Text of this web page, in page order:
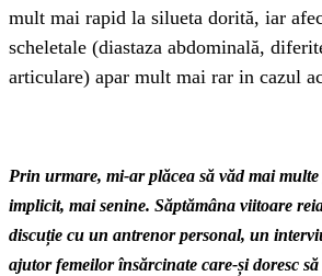
mult mai rapid la silueta dorită, iar
scheletale (diastaza abdominală,
articulare) apar mult mai rar in cazul
Prin urmare, mi-ar plăcea să văd mai multe
implicit, mai senine. Săptămâna viitoare
discuție cu un antrenor personal, un
ajutor femeilor însărcinate care-și doresc